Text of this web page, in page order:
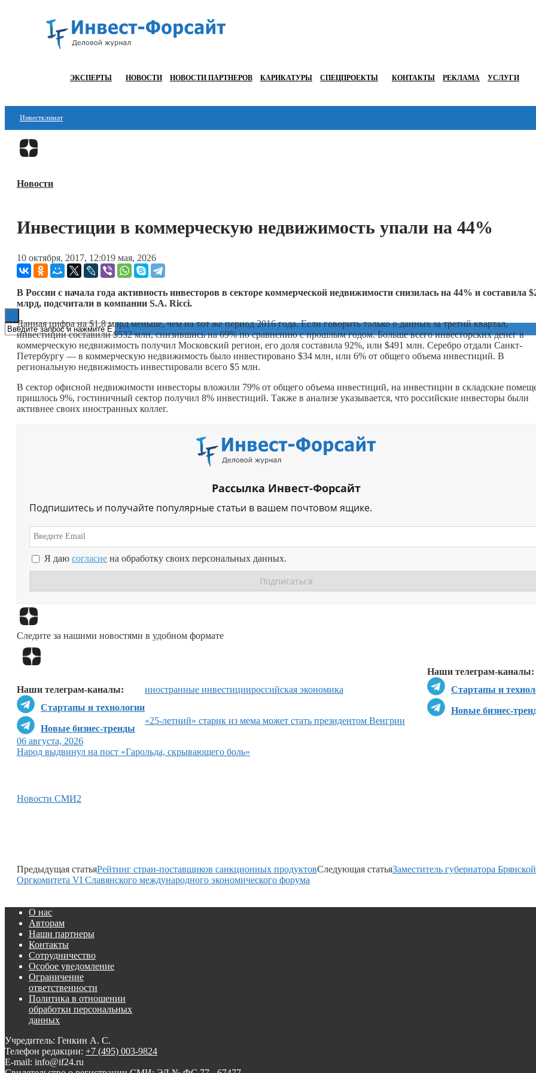
ЭКСПЕРТЫ НОВОСТИ НОВОСТИ ПАРТНЕРОВ КАРИКАТУРЫ СПЕЦПРОЕКТЫ КОНТАКТЫ РЕКЛАМА УСЛУГИ
Инвестклимат
Финансы
Блокчейн
ESG
Новости
Инвестиции в коммерческую недвижимость упали на 44%
10 октября, 2017, 12:019 мая, 2026
В России с начала года активность инвесторов в секторе коммерческой недвижимости снизилась на 44% и составила
млрд, подсчитали в компании S.A. Ricci.
Данная цифра на $1,8 млрд меньше, чем на тот же период 2016 года. Если говорить только о данных за третий квартал,
инвестиции составили $532 млн, снизившись на 69% по сравнению с прошлым годом. Больше всего инвесторских денег в
коммерческую недвижимость получил Московский регион, его доля составила 92%, или $491 млн. Серебро отдали Санкт-
Петербургу — в коммерческую недвижимость было инвестировано $34 млн, или 6% от общего объема инвестиций. В
региональную недвижимость инвестировали всего $5 млн.
В сектор офисной недвижимости инвесторы вложили 79% от общего объема инвестиций, на инвестиции в складские
пришлось 9%, гостиничный сектор получил 8% инвестиций. Также в анализе указывается, что российские инвесторы были
активнее своих иностранных коллег.
Рассылка Инвест-Форсайт
Подпишитесь и получайте популярные статьи в вашем почтовом ящике.
Я даю согласие на обработку своих персональных данных.
Следите за нашими новостями в удобном формате
Наши телеграм-каналы:
Стартапы и
Новые бизнес-
Наши телеграм-каналы:
Стартапы и технологии
Новые бизнес-тренды
иностранные инвестициироссийская экономика
«25-летний» старик из мема может стать президентом Венгрии
06 августа, 2026
Народ выдвинул на пост «Гарольда, скрывающего боль»
Новости СМИ2
Предыдущая статьяРейтинг стран-поставщиков санкционных продуктовСледующая статьяЗаместитель губернатора
Оргкомитета VI Славянского международного экономического форума
О нас
Авторам
Наши партнеры
Контакты
Сотрудничество
Особое уведомление
Ограничение
ответственности
Политика в отношении
обработки персональных
данных
Учредитель: Генкин А. С.
Телефон редакции: +7 (495) 003-9824
E-mail: info@if24.ru